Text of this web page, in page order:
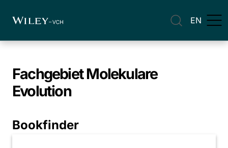
EN
FachgebietMolekulare
Evolution
Bookfinder